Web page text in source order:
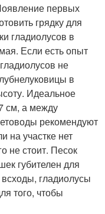
первых
грядку для
гладиолусов в
Если есть опыт
не
в
Идеальное
см, а между
рекомендуют
на участке нет
не стоит. Песок
губителен для
гладиолусы
того, чтобы